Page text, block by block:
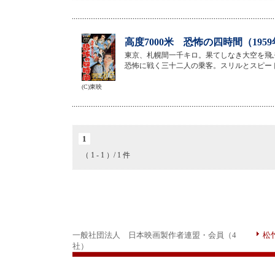
高度7000米 恐怖の四時間（1959
東京、札幌間一千キロ。果てしなき大空を
恐怖に戦く三十二人の乗客。スリルとスピ
(C)東映
1
（ 1 - 1 ）/ 1 件
一般社団法人 日本映画製作者連盟・会員（4
社）
松